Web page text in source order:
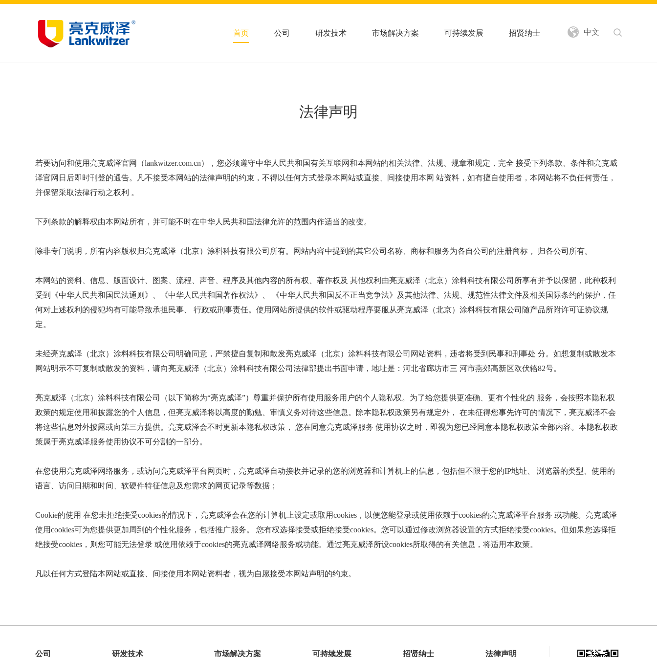
首页 公司 研发技术 市场解决方案 可持续发展 招贤纳士 中文
法律声明
若要访问和使用亮克威泽官网（lankwitzer.com.cn），您必须遵守中华人民共和国有关互联网和本网站的相关法律、法规、规章和规定，完全 接受下列条款、条件和亮克威
泽官网日后即时刊登的通告。凡不接受本网站的法律声明的约束，不得以任何方式登录本网站或直接、间接使用本网 站资料，如有擅自使用者，本网站将不负任何责任，
并保留采取法律行动之权利 。
下列条款的解释权由本网站所有，并可能不时在中华人民共和国法律允许的范围内作适当的改变。
除非专门说明，所有内容版权归亮克威泽（北京）涂料科技有限公司所有。网站内容中提到的其它公司名称、商标和服务为各自公司的注册商标， 归各公司所有。
本网站的资料、信息、版面设计、图案、流程、声音、程序及其他内容的所有权、著作权及 其他权利由亮克威泽（北京）涂料科技有限公司所享有并予以保留，此种权利
受到《中华人民共和国民法通则》、《中华人民共和国著作权法》、 《中华人民共和国反不正当竞争法》及其他法律、法规、规范性法律文件及相关国际条约的保护，任
何对上述权利的侵犯均有可能导致承担民事、 行政或刑事责任。使用网站所提供的软件或驱动程序要服从亮克威泽（北京）涂料科技有限公司随产品所附许可证协议规
定。
未经亮克威泽（北京）涂料科技有限公司明确同意，严禁擅自复制和散发亮克威泽（北京）涂料科技有限公司网站资料，违者将受到民事和刑事处 分。如想复制或散发本
网站明示不可复制或散发的资料，请向亮克威泽（北京）涂料科技有限公司法律部提出书面申请，地址是：河北省廊坊市三 河市燕郊高新区欧伏辂82号。
亮克威泽（北京）涂料科技有限公司（以下简称为“亮克威泽”）尊重并保护所有使用服务用户的个人隐私权。为了给您提供更准确、更有个性化的 服务，会按照本隐私权
政策的规定使用和披露您的个人信息，但亮克威泽将以高度的勤勉、审慎义务对待这些信息。除本隐私权政策另有规定外， 在未征得您事先许可的情况下，亮克威泽不会
将这些信息对外披露或向第三方提供。亮克威泽会不时更新本隐私权政策， 您在同意亮克威泽服务 使用协议之时，即视为您已经同意本隐私权政策全部内容。本隐私权政
策属于亮克威泽服务使用协议不可分割的一部分。
在您使用亮克威泽网络服务，或访问亮克威泽平台网页时，亮克威泽自动接收并记录的您的浏览器和计算机上的信息，包括但不限于您的IP地址、 浏览器的类型、使用的
语言、访问日期和时间、软硬件特征信息及您需求的网页记录等数据；
Cookie的使用 在您未拒绝接受cookies的情况下，亮克威泽会在您的计算机上设定或取用cookies，以便您能登录或使用依赖于cookies的亮克威泽平台服务 或功能。亮克威泽
使用cookies可为您提供更加周到的个性化服务，包括推广服务。 您有权选择接受或拒绝接受cookies。您可以通过修改浏览器设置的方式拒绝接受cookies。但如果您选择拒
绝接受cookies，则您可能无法登录 或使用依赖于cookies的亮克威泽网络服务或功能。通过亮克威泽所设cookies所取得的有关信息，将适用本政策。
凡以任何方式登陆本网站或直接、间接使用本网站资料者，视为自愿接受本网站声明的约束。
公司 研发技术 市场解决方案 可持续发展 招贤纳士 法律声明